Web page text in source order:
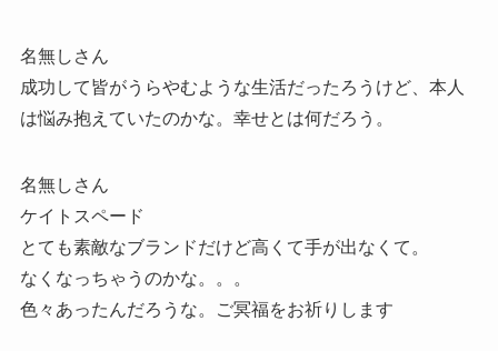
名無しさん
成功して皆がうらやむような生活だったろうけど、本人
は悩み抱えていたのかな。幸せとは何だろう。
名無しさん
ケイトスペード
とても素敵なブランドだけど高くて手が出なくて。
なくなっちゃうのかな。。。
色々あったんだろうな。ご冥福をお祈りします